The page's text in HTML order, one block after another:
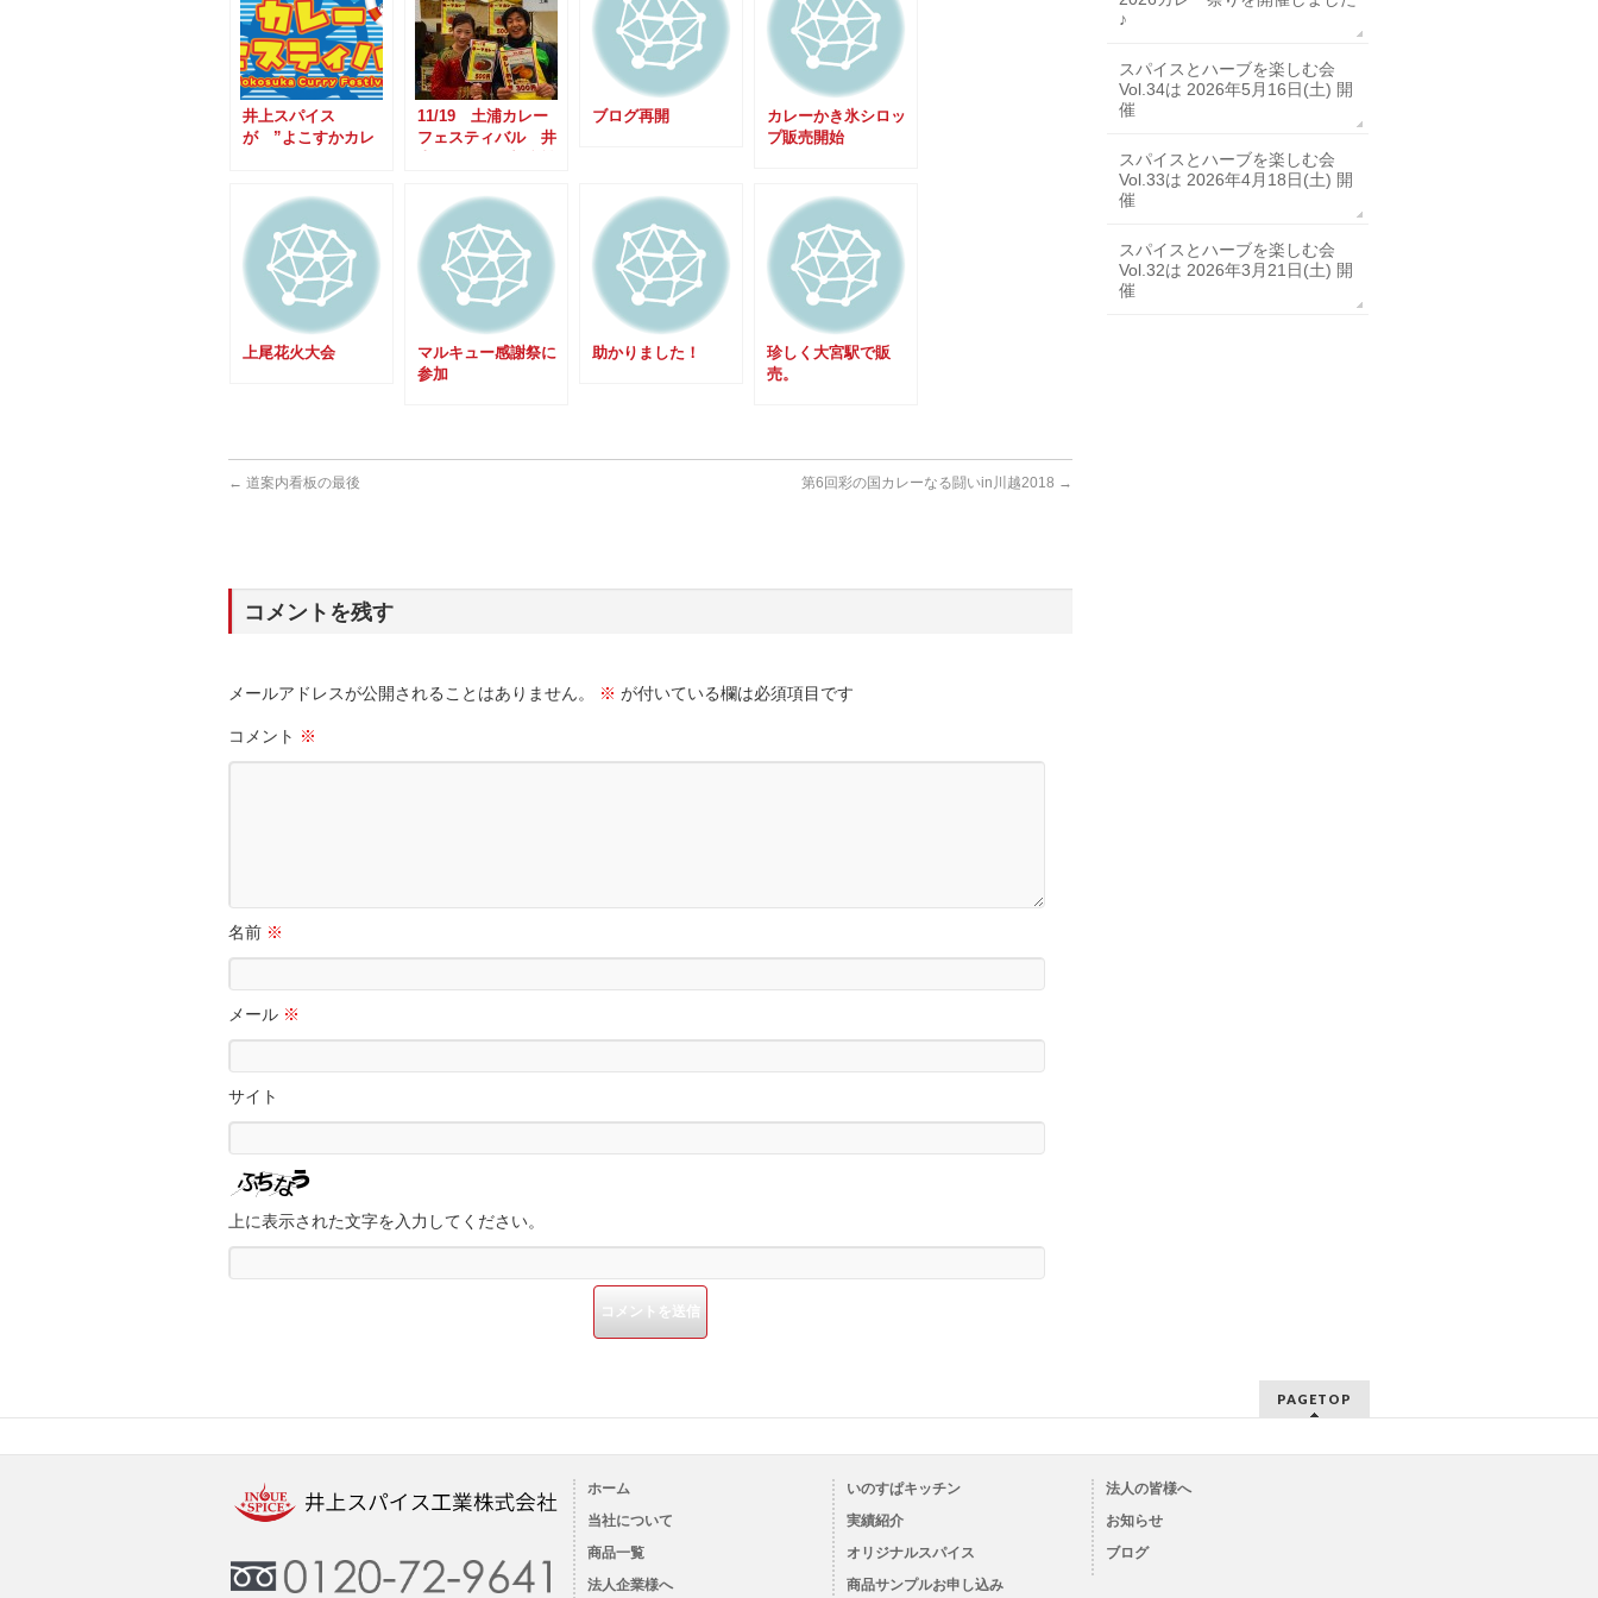
井上スパイス
が ”よこすかカレ
11/19 土浦カレー
フェスティバル 井
ブログ再開
カレーかき氷シロッ
プ販売開始
上尾花火大会
マルキュー感謝祭に
参加
助かりました！
珍しく大宮駅で販
売。
← 道案内看板の最後 第6回彩の国カレーなる闘いin川越2018 →
コメントを残す
メールアドレスが公開されることはありません。 ※ が付いている欄は必須項目です
コメント ※
名前 ※
メール ※
サイト
上に表示された文字を入力してください。
♪
スパイスとハーブを楽しむ会
Vol.34は 2026年5月16日(土) 開
催
スパイスとハーブを楽しむ会
Vol.33は 2026年4月18日(土) 開
催
スパイスとハーブを楽しむ会
Vol.32は 2026年3月21日(土) 開
催
PAGETOP
ホーム
当社について
商品一覧
法人企業様へ
いのすぱキッチン
実績紹介
オリジナルスパイス
商品サンプルお申し込み
法人の皆様へ
お知らせ
ブログ